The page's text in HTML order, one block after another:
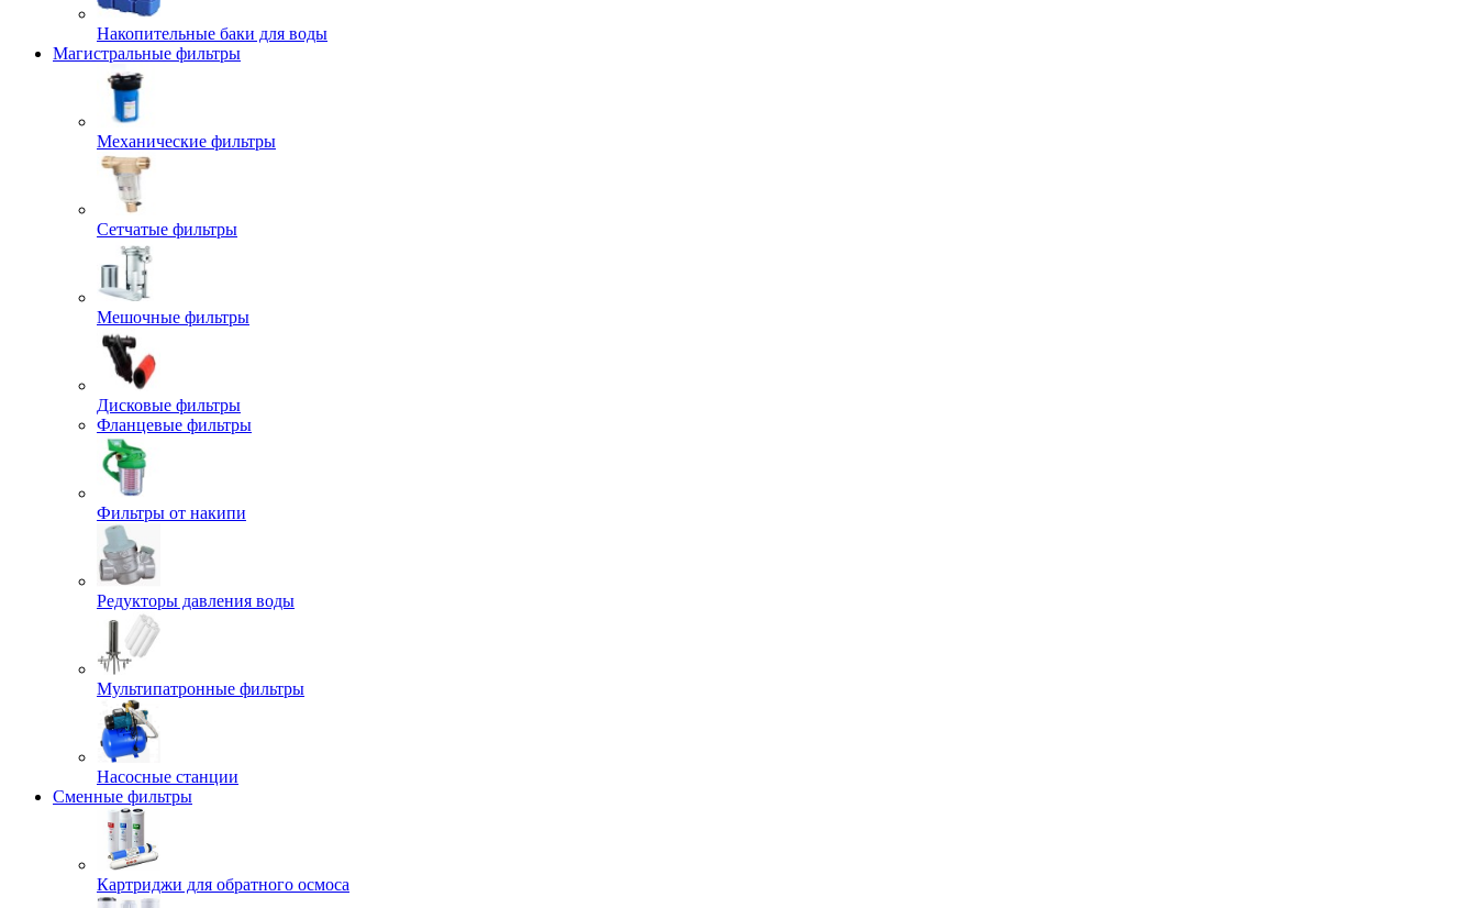
Накопительные баки для воды
Магистральные фильтры
Механические фильтры
Сетчатые фильтры
Мешочные фильтры
Дисковые фильтры
Фланцевые фильтры
Фильтры от накипи
Редукторы давления воды
Мультипатронные фильтры
Насосные станции
Сменные фильтры
Картриджи для обратного осмоса